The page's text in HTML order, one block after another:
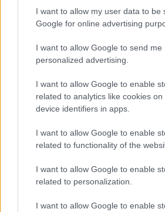
I want to allow my user data to be
Google for online advertising
I want to allow Google to send me
personalized advertising.
I want to allow Google to enable
related to analytics like cookies on
device identifiers in apps.
I want to allow Google to enable
related to functionality of the
I want to allow Google to enable
related to personalization.
I want to allow Google to enable
Játék a bérekkel?
Félmeztelenül
Csicskáztatták a